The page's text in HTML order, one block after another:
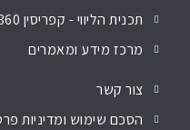
תכנית הליווי - קפריסין 360
מרכז מידע ומאמרים
צור קשר
הסכם שימוש ומדיניות